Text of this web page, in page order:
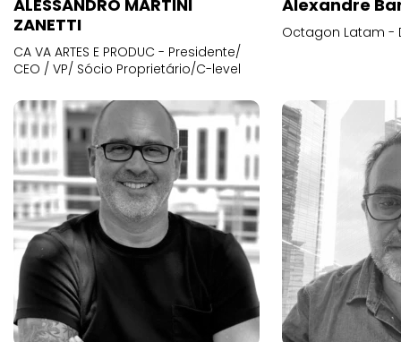
ALESSANDRO MARTINI
ZANETTI
CA VA ARTES E PRODUC - Presidente/
CEO / VP/ Sócio Proprietário/C-level
Alexandre
Octagon Latam -